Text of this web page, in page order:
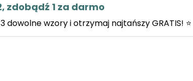
zdobądź 1 za darmo
3 dowolne wzory i otrzymaj najtańszy GRATIS! ⭐